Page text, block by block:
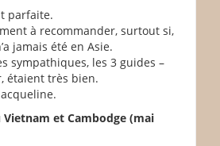
parfaite.
à recommander, surtout si,
jamais été en Asie.
sympathiques, les 3 guides –
étaient très bien.
Vietnam et Cambodge (mai